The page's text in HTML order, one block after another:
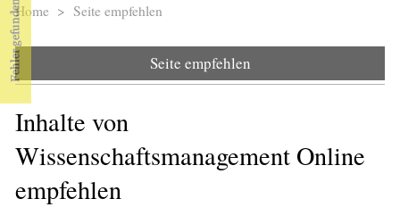
Sie sind hier
Home > Seite empfehlen
Seite empfehlen
Inhalte von
Wissenschaftsmanagement Online
empfehlen